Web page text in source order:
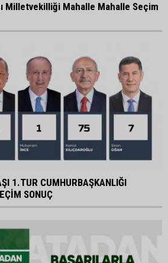
Milletvekilliği Mahalle Mahalle Seçim
1.TUR CUMHURBAŞKANLIĞI
SONUÇ